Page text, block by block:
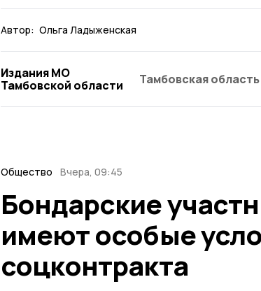
Автор: Ольга Ладыженская
Издания МО
Тамбовской области
Тамбовская область
Общество Вчера, 09:45
Бондарские
имеют особые
соцконтракта